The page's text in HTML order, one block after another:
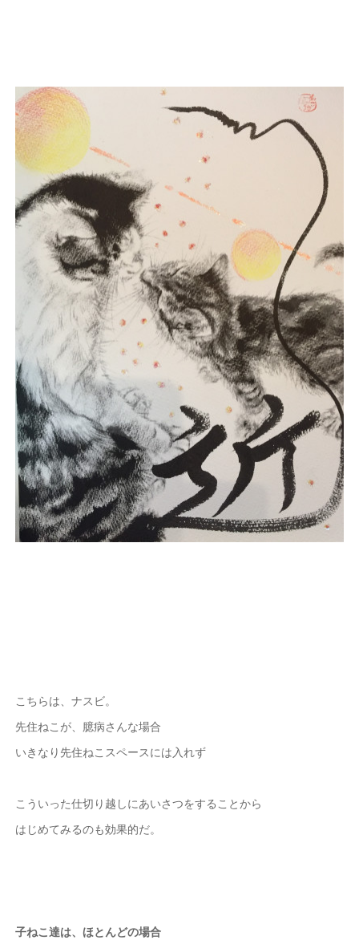
こちらは、ナスビ。
先住ねこが、臆病さんな場合
いきなり先住ねこスペースには入れず
こういった仕切り越しにあいさつをすることから
はじめてみるのも効果的だ。
子ねこ達は、ほとんどの場合